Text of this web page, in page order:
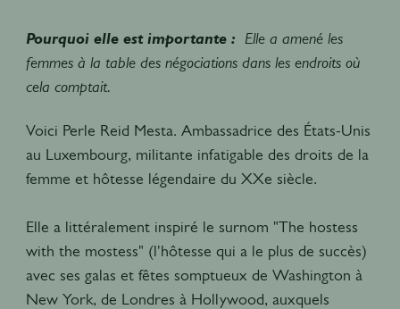
Pourquoi elle est importante : Elle a amené les
femmes à la table des négociations dans les endroits où
cela comptait.
Voici Perle Reid Mesta. Ambassadrice des États-Unis
au Luxembourg, militante infatigable des droits de la
femme et hôtesse légendaire du XXe siècle.
Elle a littéralement inspiré le surnom "The hostess
with the mostess" (l'hôtesse qui a le plus de succès)
avec ses galas et fêtes somptueux de Washington à
New York, de Londres à Hollywood, auxquels